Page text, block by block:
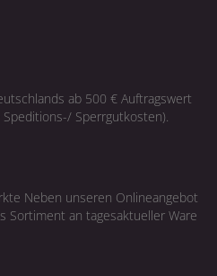
ab 500 € Auftragswert
Sperrgutkosten).
Neben unseren Onlineangebot
Sortiment an tagesaktueller Ware